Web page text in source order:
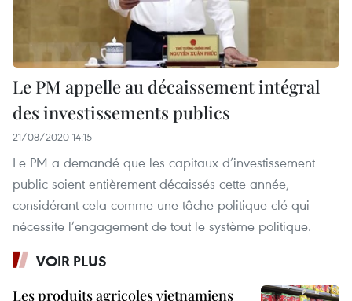
Le PM appelle au décaissement intégral
des investissements publics
21/08/2020 14:15
Le PM a demandé que les capitaux d’investissement
public soient entièrement décaissés cette année,
considérant cela comme une tâche politique clé qui
nécessite l’engagement de tout le système politique.
VOIR PLUS
Les produits agricoles vietnamiens